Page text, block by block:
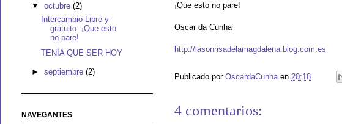
¡Que esto no pare!
Oscar da Cunha
http://lasonrisadelamagdalena.blog.com.es
Publicado por OscardaCunha en 20:18
4 comentarios:
▼ octubre (2)
Intercambio Libre y
gratuito. ¡Que esto
no pare!
TENÍA QUE SER HOY
► septiembre (2)
NAVEGANTES